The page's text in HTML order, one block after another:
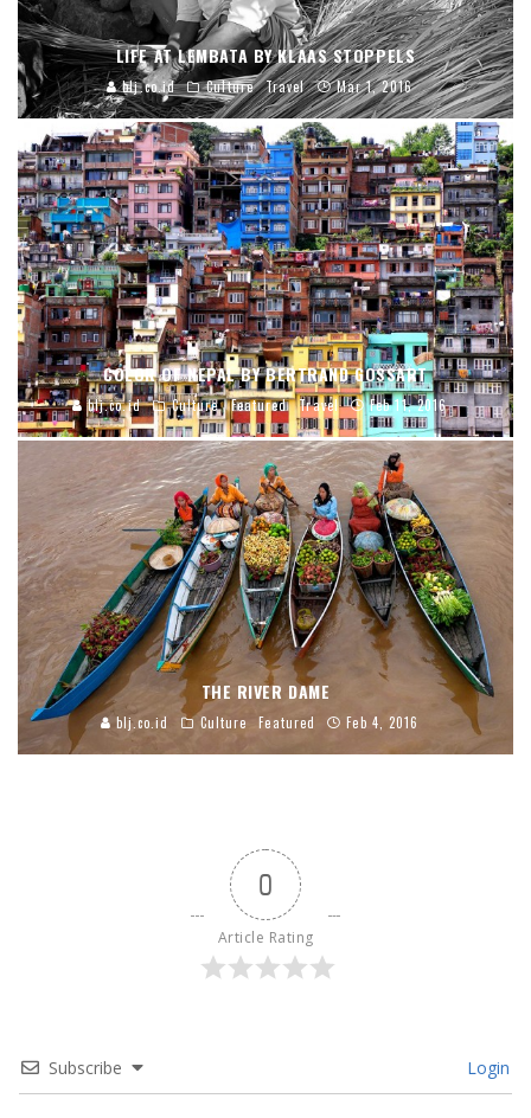
LIFE AT LEMBATA BY KLAAS STOPPELS
blj.co.id Culture Travel Mar 1, 2016
COLOR OF NEPAL BY BERTRAND GOSSART
blj.co.id Culture Featured Travel Feb 11, 2016
THE RIVER DAME
blj.co.id Culture Featured Feb 4, 2016
0
Article Rating
Subscribe Login